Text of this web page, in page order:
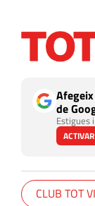
Afegeix
de
Estigues
CLUB TOT